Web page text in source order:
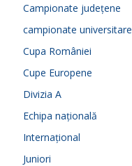
Campionate județene
campionate universitare
Cupa României
Cupe Europene
Divizia A
Echipa națională
Internațional
Juniori